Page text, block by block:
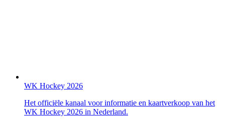
WK Hockey 2026
Het officiële kanaal voor informatie en kaartverkoop van het
WK Hockey 2026 in Nederland.